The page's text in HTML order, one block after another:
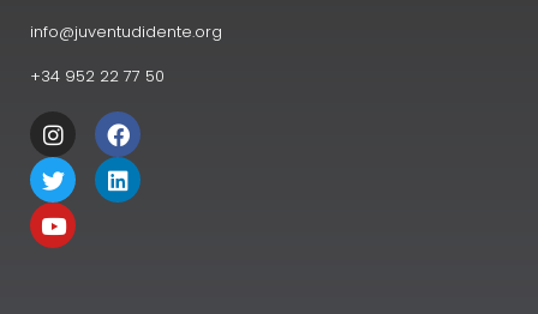
info@juventudidente.org
+34 952 22 77 50